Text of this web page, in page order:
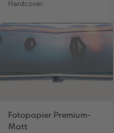
Hardcover.
Fotopapier Premium-
Matt